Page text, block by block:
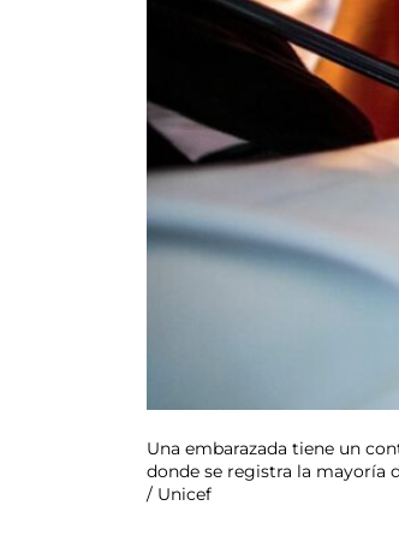
Una embarazada tiene un
donde se registra la mayoría
/ Unicef